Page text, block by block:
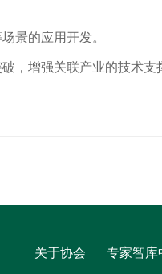
景的应用开发。
，增强关联产业的技术支
关于协会 专家智库